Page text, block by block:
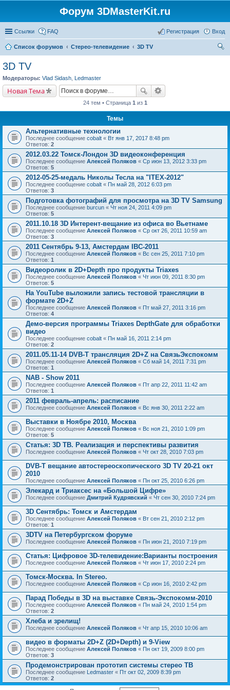
Форум 3DMasterKit.ru
Ссылки FAQ Вход
Регистрация
Список форумов Стерео-телевидение
3D TV
3D TV
Модераторы: Vlad Sidash Ledmaster
Новая Тема
24 тем • Страница 1 из 1
Темы
Альтернативные технологии
Последнее сообщение cobalt « Вт янв 17, 2017 8:48 pm
Ответов: 2
2012.03.22 Томск-Лондон 3D видеоконференция
Последнее сообщение Алексей Поляков « Ср июн 13, 2012 3:33 pm
Ответов: 5
2012-05-25-медаль Николы Тесла на "ITEX-2012"
Последнее сообщение cobalt « Пн май 28, 2012 6:03 pm
Ответов: 3
Подготовка фотографий для просмотра на 3D TV Samsung
Последнее сообщение burcun « Чт ноя 24, 2011 4:09 pm
Ответов: 5
2011.10.18 3D Интерент-вещание из офиса во Вьетнаме
Последнее сообщение Алексей Поляков « Ср окт 26, 2011 10:59 am
Ответов: 3
2011 Сентябрь 9-13, Амстердам IBC-2011
Последнее сообщение Алексей Поляков « Вс сен 25, 2011 7:10 pm
Ответов: 1
Видеоролик в 2D+Depth про продукты Triaxes
Последнее сообщение Алексей Поляков « Чт июн 09, 2011 8:30 pm
Ответов: 5
На YouTube выложили запись тестовой трансляции в
формате 2D+Z
Последнее сообщение Алексей Поляков « Пт май 27, 2011 3:16 pm
Ответов: 4
Демо-версия программы Triaxes DepthGate для обработки
видео
Последнее сообщение cobalt « Пн май 16, 2011 2:14 pm
Ответов: 2
2011.05.11-14 DVB-T трансляция 2D+Z на СвязьЭкспокомм
Последнее сообщение Алексей Поляков « Сб май 14, 2011 7:31 pm
Ответов: 1
NAB - Show 2011
Последнее сообщение Алексей Поляков « Пт апр 22, 2011 11:42 am
Ответов: 1
2011 февраль-апрель: расписание
Последнее сообщение Алексей Поляков « Вс янв 30, 2011 2:22 am
Выставки в Ноябре 2010, Москва
Последнее сообщение Алексей Поляков « Вс ноя 21, 2010 1:09 pm
Ответов: 5
Статья: 3D ТВ. Реализация и перспективы развития
Последнее сообщение Алексей Поляков « Чт окт 28, 2010 7:03 pm
DVB-T вещание автостереоскопического 3D TV 20-21 окт
2010
Последнее сообщение Алексей Поляков « Пн окт 25, 2010 6:26 pm
Элекард и Триаксес на «Большой Цифре»
Последнее сообщение Дмитрий Кудрявский « Чт сен 30, 2010 7:24 pm
3D Сентябрь: Томск и Амстердам
Последнее сообщение Алексей Поляков « Вт сен 21, 2010 2:12 pm
Ответов: 1
3DTV на Петербургском форуме
Последнее сообщение Алексей Поляков « Пн июн 21, 2010 7:19 pm
Статья: Цифровое 3D-телевидение:Варианты построения
Последнее сообщение Алексей Поляков « Чт июн 17, 2010 2:24 pm
Томск-Москва. In Stereo.
Последнее сообщение Алексей Поляков « Ср июн 16, 2010 2:42 pm
Парад Победы в 3D на выставке Связь-Экспокомм-2010
Последнее сообщение Алексей Поляков « Пн май 24, 2010 1:54 pm
Ответов: 2
Хлеба и зрелищ!
Последнее сообщение Алексей Поляков « Чт апр 15, 2010 10:06 am
видео в форматы 2D+Z (2D+Depth) и 9-View
Последнее сообщение Алексей Поляков « Пн окт 19, 2009 8:00 pm
Ответов: 3
Продемонстрирован прототип системы стерео ТВ
Последнее сообщение Ledmaster « Пт окт 02, 2009 8:39 pm
Ответов: 2